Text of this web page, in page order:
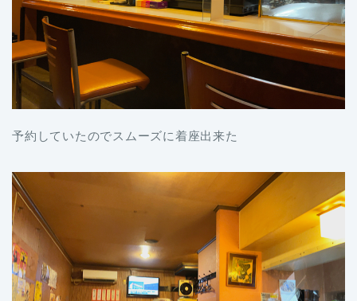
予約していたのでスムーズに着座出来た